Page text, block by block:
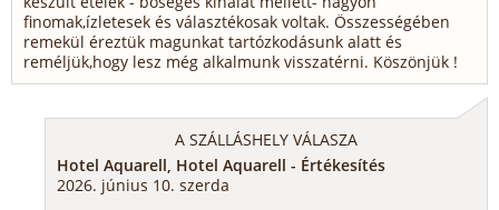
finomak,ízletesek és választékosak voltak. Összességében
remekül éreztük magunkat tartózkodásunk alatt és
reméljük,hogy lesz még alkalmunk visszatérni. Köszönjük !
A SZÁLLÁSHELY VÁLASZA
Hotel Aquarell, Hotel Aquarell - Értékesítés
2026. június 10. szerda